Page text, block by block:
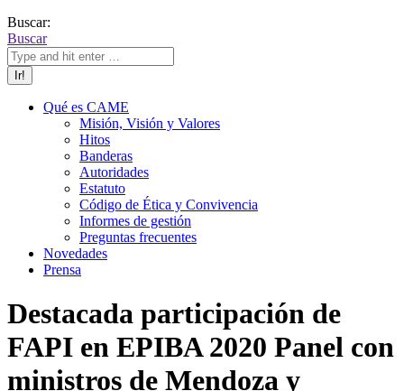
Buscar:
Buscar
Qué es CAME
Misión, Visión y Valores
Hitos
Banderas
Autoridades
Estatuto
Código de Ética y Convivencia
Informes de gestión
Preguntas frecuentes
Novedades
Prensa
Destacada participación de
FAPI en EPIBA 2020 Panel con
ministros de Mendoza y